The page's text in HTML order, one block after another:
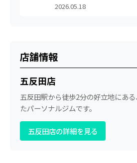
2026.05.18
店舗情報
五反田店
五反田駅から徒歩2分の好立地にあ
たパーソナルジムです。
五反田店の詳細を見る